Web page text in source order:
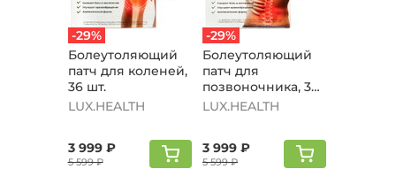
-29%
Болеутоляющий
патч для коленей,
36 шт.
LUX.HEALTH
3 999 ₽
5 599 ₽
-29%
Болеутоляющий
патч для
позвоночника, 36
шт.
LUX.HEALTH
3 999 ₽
5 599 ₽